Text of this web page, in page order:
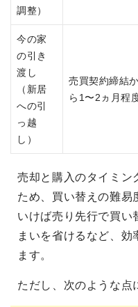
調整）
今の家
の引き
渡し
（新居
への引
っ越
し）
売買契約締結か
ら1〜2ヵ月程
売却と購入のタイミン
ため、買い替えの難易
いけば売り先行で買い
まいを省けるなど、効
ます。
ただし、次のような点